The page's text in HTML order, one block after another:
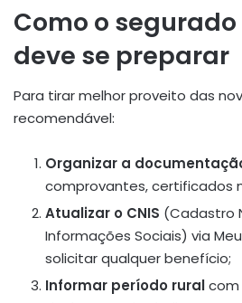
Como o segurado
deve se preparar
Para tirar melhor proveito das
recomendável:
Organizar a
comprovantes, certificados
Atualizar o CNIS (Cadastro
Informações Sociais) via
solicitar qualquer benefício;
Informar período ruralcom